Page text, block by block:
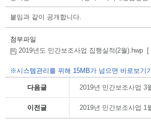
붙임과 같이 공개합니다.
첨부파일
2019년도 민간보조사업 집행실적(2월).hwp [
※시스템관리를 위해 15MB가 넘으면 바로보기
다음글 2019년 민간보조사업 3
이전글 2019년 민간보조사업 1